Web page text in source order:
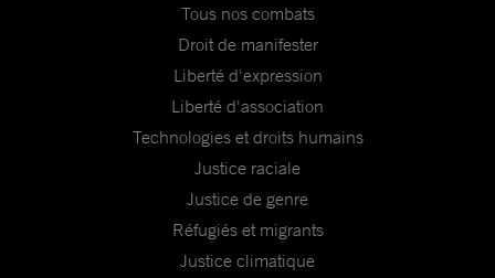
Tous nos combats
Droit de manifester
Liberté d'expression
Liberté d'association
Technologies et droits humains
Justice raciale
Justice de genre
Réfugiés et migrants
Justice climatique